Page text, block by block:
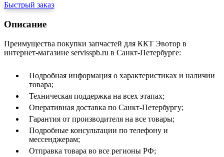
Быстрый заказ
Описание
Преимущества покупки запчастей для ККТ Эвотор в
интернет-магазине servisspb.ru в Санкт-Петербурге:
Подробная информация о характеристиках и наличии
товара;
Техническая поддержка на всех этапах;
Оперативная доставка по Санкт-Петербургу;
Гарантия от производителя на все товары;
Подробные консультации по телефону и
мессенджерам;
Отправка товара во все регионы РФ;